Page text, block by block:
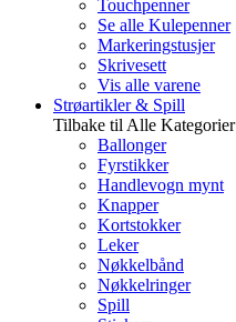
Touchpenner
Se alle Kulepenner
Markeringstusjer
Skrivesett
Vis alle varene
Strøartikler & Spill
Tilbake til Alle Kategorier
Ballonger
Fyrstikker
Handlevogn mynt
Knapper
Kortstokker
Leker
Nøkkelbånd
Nøkkelringer
Spill